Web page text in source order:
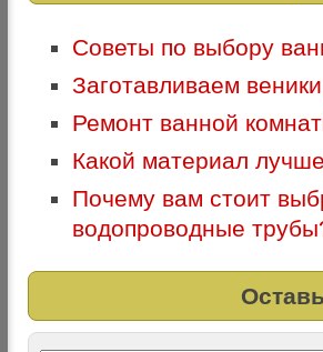
Советы по выбору
Заготавливаем
Ремонт ванной
Какой материал
Почему вам стоит
водопроводные